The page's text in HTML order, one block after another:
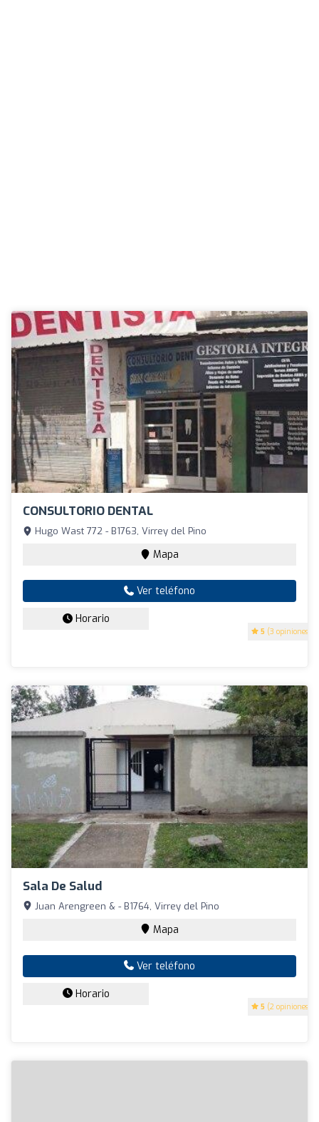
CONSULTORIO DENTAL
5 (3 opiniones)
Hugo Wast 772 - B1763, Virrey del Pino
Mapa
Ver teléfono
Horario
Sala De Salud
5 (2 opiniones)
Juan Arengreen & - B1764, Virrey del Pino
Mapa
Ver teléfono
Horario